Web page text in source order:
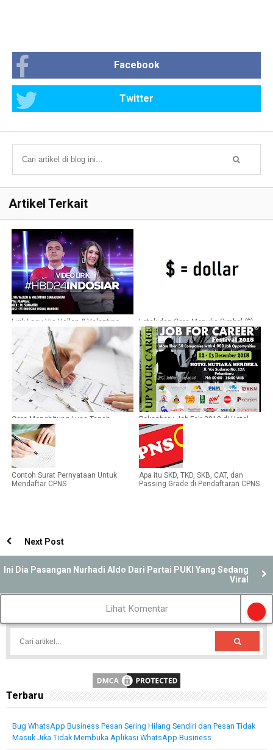
Facebook
Twitter
Artikel Terkait
Lirik Lagu Via Vallen & Valentino
Simanjuntak - #HBD24INDOSIAR
Letak dan Cara Menulis Simbol ($)
Dollar di Keyboard
Cara Menghitung Luas Tanah
Secara Online Dengan Efektif
Seperti Tanah Tidak Beraturan
Pekanbaru Job Fair 2018 di Hotel
Mutiara Merdeka Desember 2018
Contoh Surat Pernyataan Untuk
Mendaftar CPNS
Apa itu SKD, TKD, SKB, CAT, dan
Passing Grade di Pendaftaran CPNS
Next Post
Ini Dia Pasangan Nurhadi Aldo Dari Partai PUKI Yang Sedang
Viral
Lihat Komentar
Terbaru
Bug WhatsApp Business Pesan Sering Hilang Sendiri dan Pesan Tidak
Masuk Jika Tidak Membuka Aplikasi WhatsApp Business